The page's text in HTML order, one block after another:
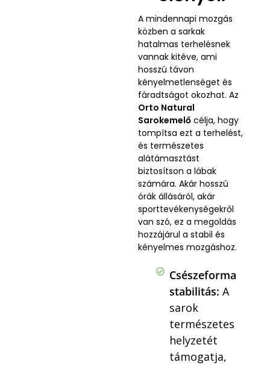
A mindennapi mozgás
közben a sarkak
hatalmas terhelésnek
vannak kitéve, ami
hosszú távon
kényelmetlenséget és
fáradtságot okozhat. Az
Orto Natural
Sarokemelőcélja, hogy
tompítsa ezt a terhelést,
és természetes
alátámasztást
biztosítson a lábak
számára. Akár hosszú
órák állásáról, akár
sporttevékenységekről
van szó, ez a megoldás
hozzájárul a stabil és
kényelmes mozgáshoz.
Csészeforma
stabilitás: A
sarok
természetes
helyzetét
támogatja,